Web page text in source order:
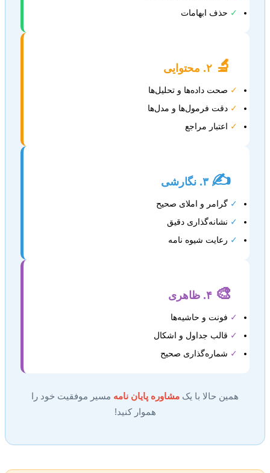
حذف ابهامات
صحت داده‌ها و تحلیل‌ها
دقت فرمول‌ها و مدل‌ها
اعتبار مراجع
۳. نگارشی
گرامر و املای صحیح
نشانه‌گذاری دقیق
رعایت شیوه نامه
فونت و حاشیه‌ها
قالب جداول و اشکال
شماره‌گذاری صحیح
همین حالا با یکمشاوره پایان نامهمسیر موفقیت خود را
هموار کنید!